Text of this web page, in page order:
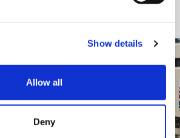
Show details
Allow all
Deny